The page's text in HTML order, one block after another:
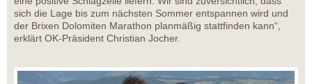
sich die Lage bis zum nächsten Sommer entspannen wird und
der Brixen Dolomiten Marathon planmäßig stattfinden kann“,
erklärt OK-Präsident Christian Jocher.